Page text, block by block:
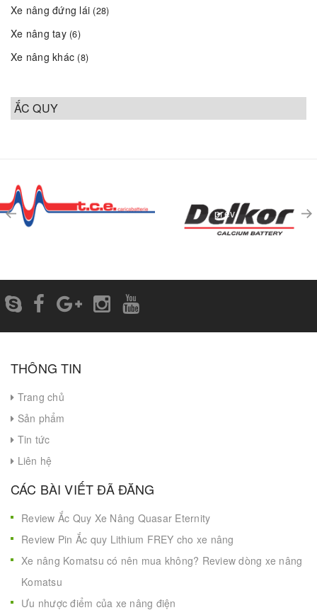
Xe nâng đứng lái (28)
Xe nâng tay (6)
Xe nâng khác (8)
ẮC QUY
prev
THÔNG TIN
Trang chủ
Sản phẩm
Tin tức
Liên hệ
CÁC BÀI VIẾT ĐÃ ĐĂNG
Review Ắc Quy Xe Nâng Quasar Eternity
Review Pin Ắc quy Lithium FREY cho xe nâng
Xe nâng Komatsu có nên mua không? Review dòng xe nâng
Komatsu
Ưu nhược điểm của xe nâng điện